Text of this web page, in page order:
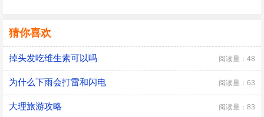
猜你喜欢
掉头发吃维生素可以吗 阅读量：48
为什么下雨会打雷和闪电 阅读量：63
大理旅游攻略 阅读量：83